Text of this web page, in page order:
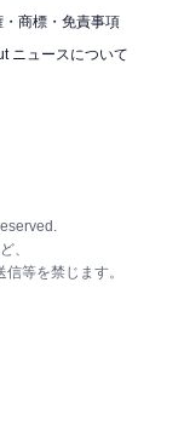
・商標・免責事項
ニュースについて
、
等を禁じます。